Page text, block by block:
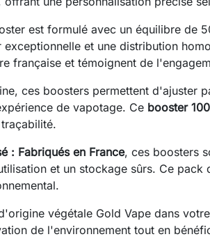
est formulé avec un équilibre de
et une distribution
française et témoignent de
ces boosters permettent d'ajuster
de vapotage. Ce booster
: Fabriqués en France, ces boosters
et un stockage sûrs. Ce
végétale Gold Vape dans
de l'environnement tout en